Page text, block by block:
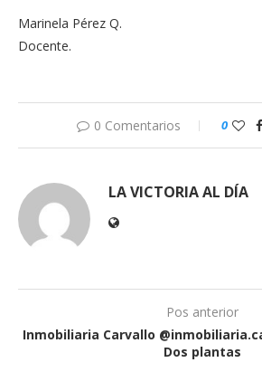
Marinela Pérez Q.
Docente.
0 Comentarios 0
LA VICTORIA AL DÍA
Pos anterior
Inmobiliaria Carvallo
Dos plantas